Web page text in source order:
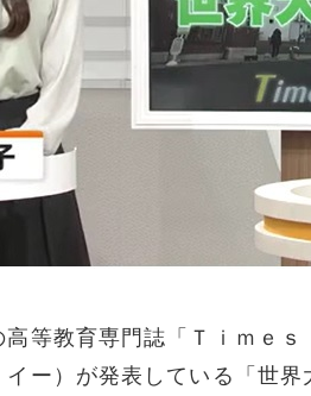
高等教育専門誌「Ｔｉｍ
）が発表している「世界